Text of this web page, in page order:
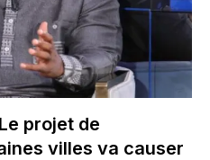
projet de
villes va causer